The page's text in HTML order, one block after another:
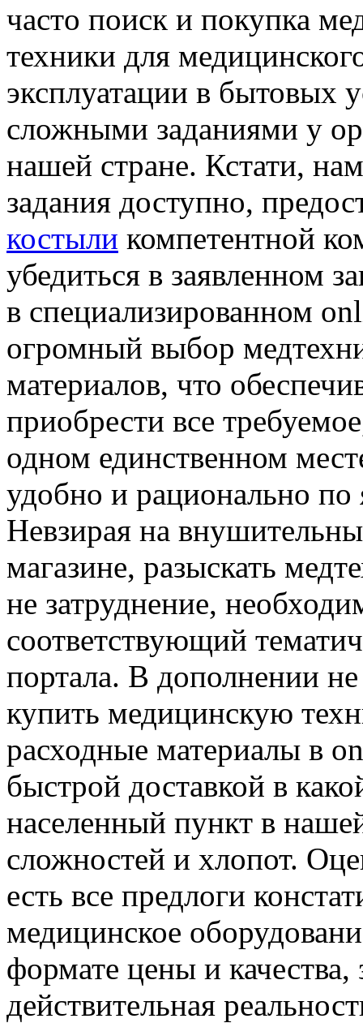
чaстo поиск и покупка
техники для
эксплуатации в бытовых
сложными заданиями у
нашей стране. Кстати,
задания доступно,
костыли компетентной
убедиться в заявленном
в специализированном
огромный выбор
материалов, что
приобрести все
одном единственном
удобно и рационально по
Невзирая на
магазине, разыскать
не затруднение,
соответствующий
портала. В дополнении
купить медицинскую
расходные материалы в
быстрой доставкой в
населенный пункт в
сложностей и хлопот.
есть все предлоги
медицинское
формате цены и
действительная